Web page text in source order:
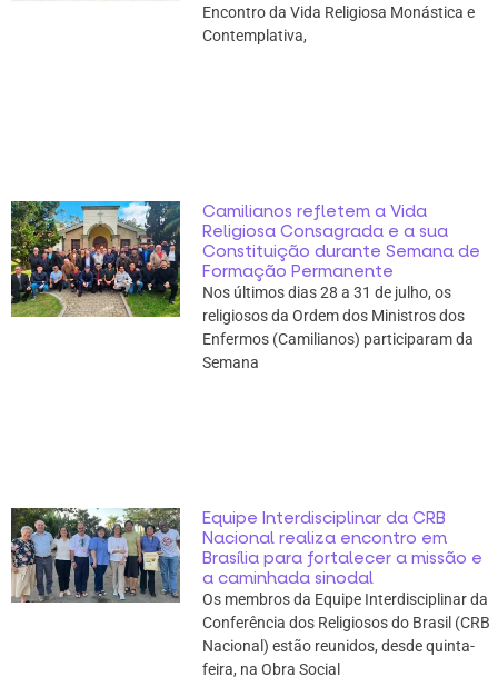
Encontro da Vida Religiosa Monástica e
Contemplativa,
Camilianos refletem a Vida
Religiosa Consagrada e a sua
Constituição durante Semana de
Formação Permanente
Nos últimos dias 28 a 31 de julho, os
religiosos da Ordem dos Ministros dos
Enfermos (Camilianos) participaram da
Semana
Equipe Interdisciplinar da CRB
Nacional realiza encontro em
Brasília para fortalecer a missão e
a caminhada sinodal
Os membros da Equipe Interdisciplinar da
Conferência dos Religiosos do Brasil (CRB
Nacional) estão reunidos, desde quinta-
feira, na Obra Social